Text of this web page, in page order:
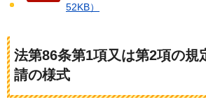
52KB）
法第86条第1項又は第2項の規
請の様式